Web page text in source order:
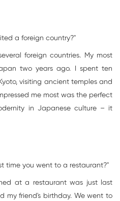
a foreign country?"
foreign countries. My most
two years ago. I spent ten
visiting ancient temples and
me most was the perfect
in Japanese culture – it
time you went to a restaurant?"
at a restaurant was just last
my friend's birthday. We went to